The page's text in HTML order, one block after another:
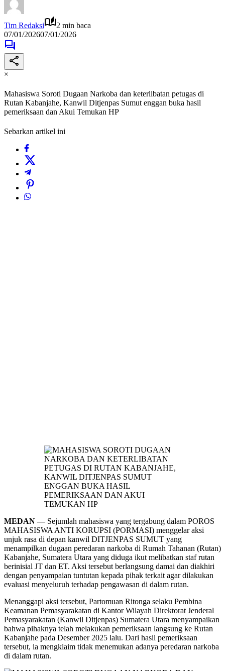
Tim Redaksi
2 min baca
07/01/202607/01/2026
×
Mahasiswa Soroti Dugaan Narkoba dan keterlibatan petugas di
Rutan Kabanjahe, Kanwil Ditjenpas Sumut enggan buka hasil
pemeriksaan dan Akui Temukan HP
Sebarkan artikel ini
MEDAN —Sejumlah mahasiswa yang tergabung dalam POROS
MAHASISWA ANTI KORUPSI (PORMASI) menggelar aksi
unjuk rasa di depan kanwil DITJENPAS SUMUT yang
menampilkan dugaan peredaran narkoba di Rumah Tahanan (Rutan)
Kabanjahe, Sumatera Utara yang diduga ikut melibatkan staf rutan
berinisial JT dan ET. Aksi tersebut berlangsung damai dan diakhiri
dengan penyampaian tuntutan kepada pihak terkait agar dilakukan
evaluasi menyeluruh terhadap pengawasan di dalam rutan.
Menanggapi aksi tersebut, Partomuan Ritonga selaku Pembina
Keamanan Pemasyarakatan di Kantor Wilayah Direktorat Jenderal
Pemasyarakatan (Kanwil Ditjenpas) Sumatera Utara menyampaikan
bahwa pihaknya telah melakukan pemeriksaan langsung ke Rutan
Kabanjahe pada Desember 2025 lalu. Dari hasil pemeriksaan
tersebut, ia mengklaim tidak menemukan adanya peredaran narkoba
di dalam rutan.